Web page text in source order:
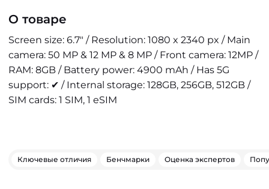
О товаре
Screen size: 6.7" / Resolution: 1080 x 2340 px / Main
camera: 50 MP & 12 MP & 8 MP / Front camera: 12MP /
RAM: 8GB / Battery power: 4900 mAh / Has 5G
support: ✔ / Internal storage: 128GB, 256GB, 512GB /
SIM cards: 1 SIM, 1 eSIM
Ключевые отличия Бенчмарки Оценка экспертов